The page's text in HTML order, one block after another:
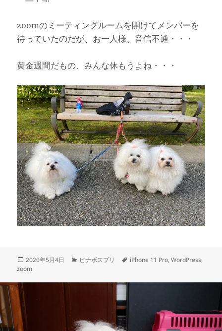
zoomのミーティングルームを開けてメンバーを
待っていたのだが、お一人様、音信不通・・・
黄金週間だもの、みんな休もうよね・・・
投
稿
2020年5月4日
カ
ピナボスプリ
タ
iPhone 11 Pro,WordPress,
zoom